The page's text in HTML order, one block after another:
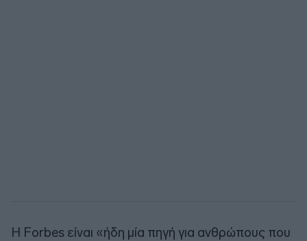
Η Forbes είναι «ήδη μία πηγή για ανθρώπους που